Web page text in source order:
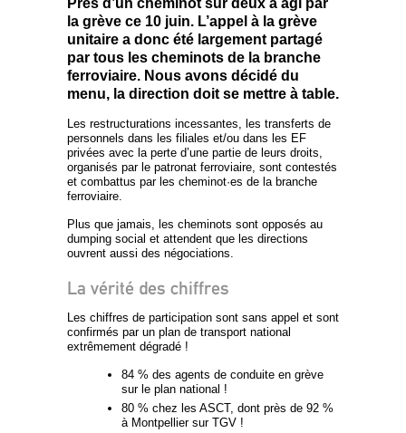
la grève ce 10 juin. L’appel à la grève
unitaire a donc été largement partagé
par tous les cheminots de la branche
ferroviaire. Nous avons décidé du
menu, la direction doit se mettre à table.
Les restructurations incessantes, les transferts de
personnels dans les filiales et/ou dans les EF
privées avec la perte d’une partie de leurs droits,
organisés par le patronat ferroviaire, sont contestés
et combattus par les cheminot·es de la branche
ferroviaire.
Plus que jamais, les cheminots sont opposés au
dumping social et attendent que les directions
ouvrent aussi des négociations.
La vérité des chiffres
Les chiffres de participation sont sans appel et sont
confirmés par un plan de transport national
extrêmement dégradé !
84 % des agents de conduite en grève
sur le plan national !
80 % chez les ASCT, dont près de 92 %
à Montpellier sur TGV !